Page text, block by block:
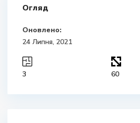
Огляд
Оновлено:
24 Липня, 2021
3 60